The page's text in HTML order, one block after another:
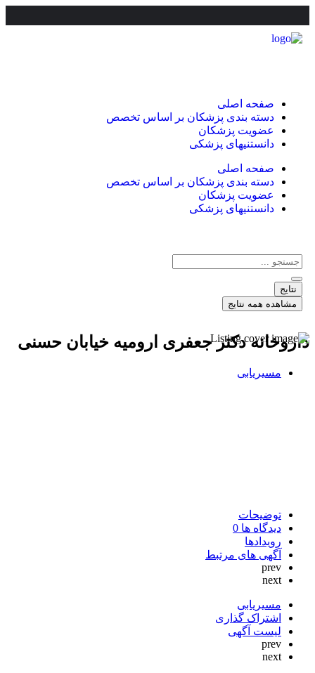
صفحه اصلی
دسته بندی پزشکان بر اساس تخصص
عضویت پزشکان
دانستنیهای پزشکی
صفحه اصلی
دسته بندی پزشکان بر اساس تخصص
عضویت پزشکان
دانستنیهای پزشکی
نتایج
مشاهده همه نتایج
داروخانه دکتر جعفری ارومیه خیابان حسنی
مسیریابی
توضیحات
دیدگاه ها0
رویدادها
آگهی های مرتبط
prev
next
مسیریابی
اشتراک گذاری
لیست آگهی
prev
next